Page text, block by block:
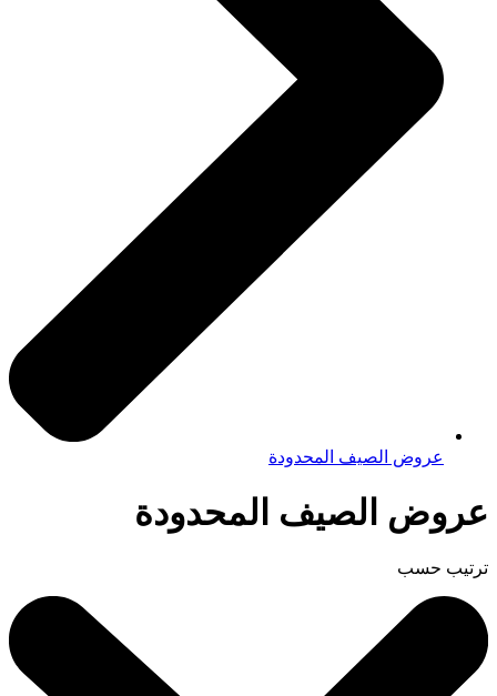
عروض الصيف المحدودة
عروض الصيف المحدودة
ترتيب حسب